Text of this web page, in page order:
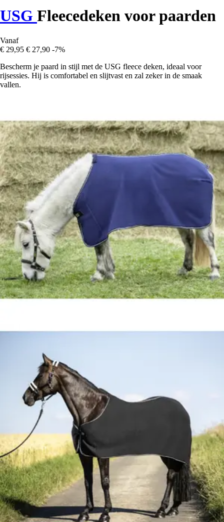
USG Fleecedeken voor paarden
Vanaf
€ 29,95 € 27,90 -7%
Bescherm je paard in stijl met de USG fleece deken, ideaal voor
rijsessies. Hij is comfortabel en slijtvast en zal zeker in de smaak
vallen.